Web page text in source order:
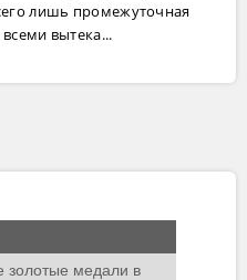
лишь промежуточная
вытека...